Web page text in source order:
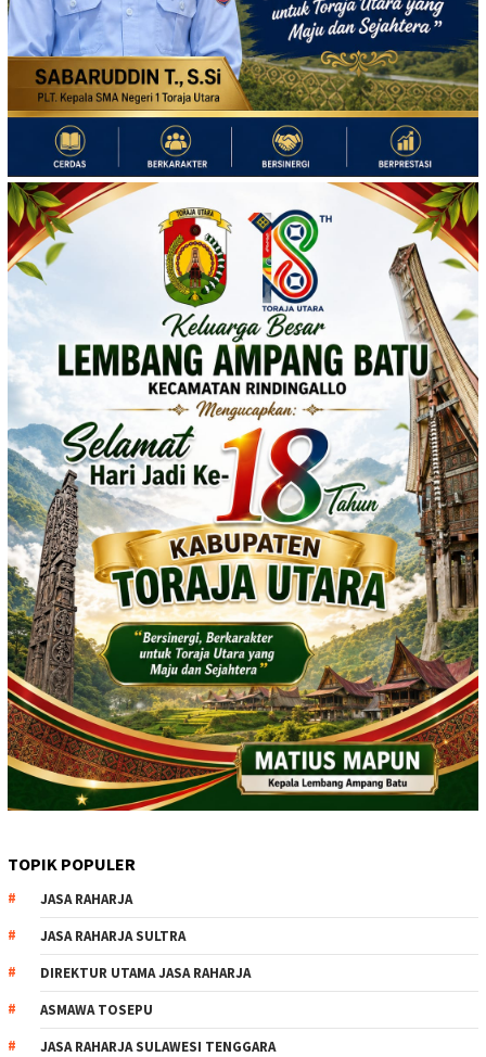
TOPIK POPULER
JASA RAHARJA
JASA RAHARJA SULTRA
DIREKTUR UTAMA JASA RAHARJA
ASMAWA TOSEPU
JASA RAHARJA SULAWESI TENGGARA